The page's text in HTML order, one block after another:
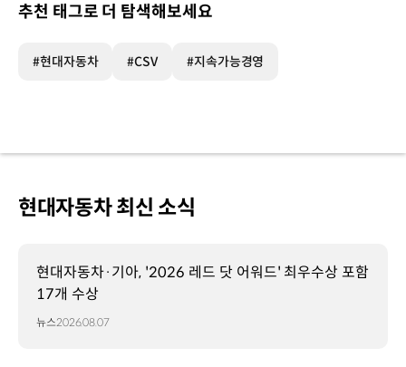
추천 태그로 더 탐색해보세요
#현대자동차 #CSV #지속가능경영
현대자동차 최신 소식
현대자동차·기아, '2026 레드 닷 어워드' 최우수상 포함
17개 수상
뉴스2026.08.07